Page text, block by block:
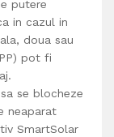
putere
in cazul in
doua sau
pot fi
se blocheze
neaparat
SmartSolar